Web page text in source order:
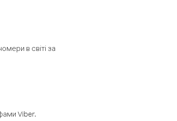
в світі за
Viber.